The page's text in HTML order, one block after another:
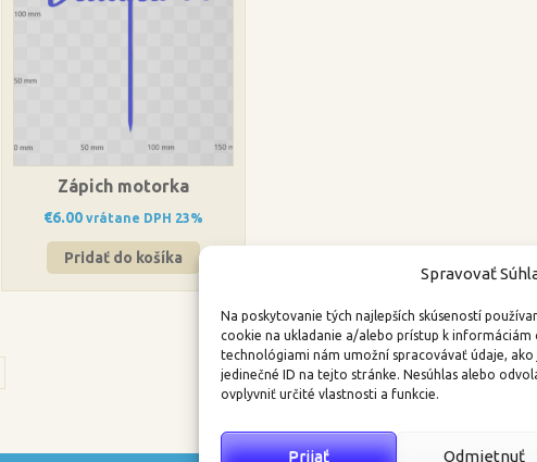
Spravovať
Na poskytovanie tých najlepších skúseností
cookie na ukladanie a/alebo prístup k informáciám
technológiami nám umožní spracovávať údaje,
jedinečné ID na tejto stránke. Nesúhlas alebo
ovplyvniť určité vlastnosti a funkcie.
Prijať Odmietnuť
Zápich motorka
€6.00 vrátane DPH 23%
Pridať do košíka